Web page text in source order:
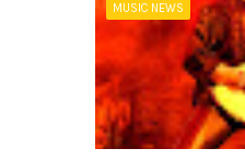
MUSIC NEWS